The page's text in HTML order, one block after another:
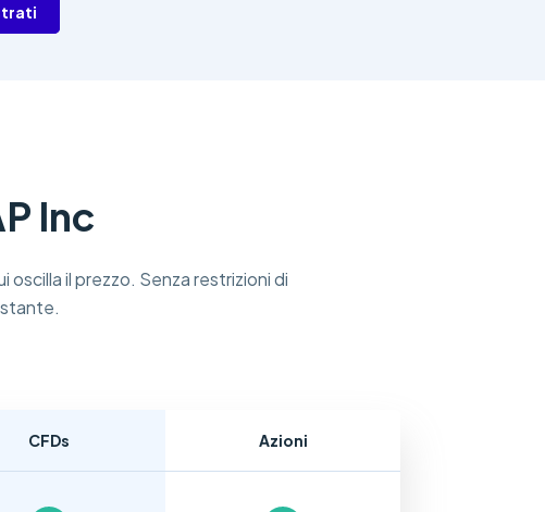
Inc
il prezzo. Senza restrizioni di
CFDs Azioni